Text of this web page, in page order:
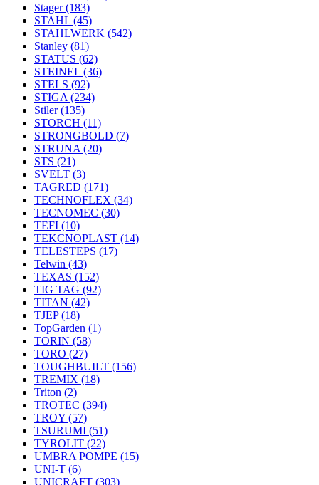
Stager(183)
STAHL (45)
STAHLWERK (542)
Stanley (81)
STATUS (62)
STEINEL (36)
STELS (92)
STIGA (234)
Stiler(135)
STORCH (11)
STRONGBOLD (7)
STRUNA (20)
STS (21)
SVELT (3)
TAGRED (171)
TECHNOFLEX (34)
TECNOMEC (30)
TEFI (10)
TEKCNOPLAST (14)
TELESTEPS (17)
Telwin (43)
TEXAS (152)
TIG TAG (92)
TITAN (42)
TJEP(18)
TopGarden (1)
TORIN (58)
TORO (27)
TOUGHBUILT (156)
TREMIX (18)
Triton (2)
TROTEC (394)
TROY (57)
TSURUMI (51)
TYROLIT (22)
UMBRA POMPE (15)
UNI-T (6)
UNICRAFT (303)